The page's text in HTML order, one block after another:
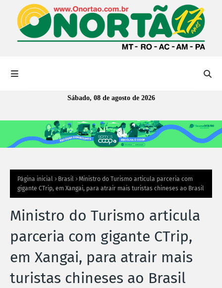
Sábado, 08 de agosto de 2026
Página inicial Brasil
Ministro do Turismo articula parceria com
gigante CTrip, em Xangai, para atrair mais turistas chineses ao Brasil
Ministro do Turismo articula
parceria com gigante CTrip,
em Xangai, para atrair mais
turistas chineses ao Brasil